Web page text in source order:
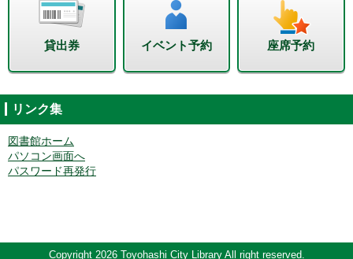
貸出券 イベント予約 座席予約
リンク集
図書館ホーム
パソコン画面へ
パスワード再発行
Copyright 2026 Toyohashi City Library All right reserved.